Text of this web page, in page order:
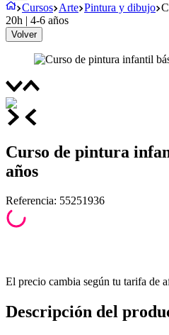
Cursos Arte Pintura y dibujo
20h | 4-6 años
Volver
Curso de pintura
años
Referencia: 55251936
El precio cambia según tu tarifa de
Descripción del